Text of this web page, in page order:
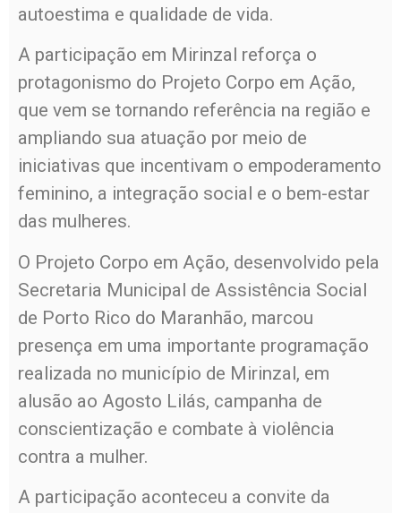
autoestima e qualidade de vida.
A participação em Mirinzal reforça o
protagonismo do Projeto Corpo em Ação,
que vem se tornando referência na região e
ampliando sua atuação por meio de
iniciativas que incentivam o empoderamento
feminino, a integração social e o bem-estar
das mulheres.
O Projeto Corpo em Ação, desenvolvido pela
Secretaria Municipal de Assistência Social
de Porto Rico do Maranhão, marcou
presença em uma importante programação
realizada no município de Mirinzal, em
alusão ao Agosto Lilás, campanha de
conscientização e combate à violência
contra a mulher.
A participação aconteceu a convite da